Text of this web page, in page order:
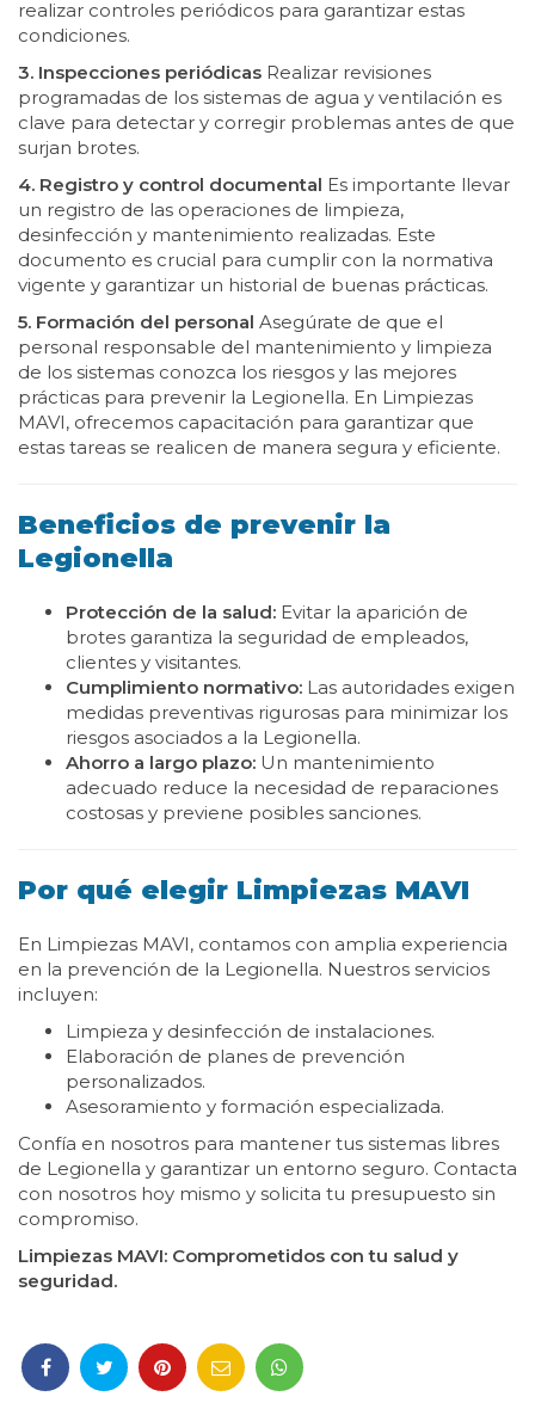
realizar controles periódicos para garantizar estas
condiciones.
3. Inspecciones periódicas Realizar revisiones
programadas de los sistemas de agua y ventilación es
clave para detectar y corregir problemas antes de que
surjan brotes.
4. Registro y control documental Es importante llevar
un registro de las operaciones de limpieza,
desinfección y mantenimiento realizadas. Este
documento es crucial para cumplir con la normativa
vigente y garantizar un historial de buenas prácticas.
5. Formación del personal Asegúrate de que el
personal responsable del mantenimiento y limpieza
de los sistemas conozca los riesgos y las mejores
prácticas para prevenir la Legionella. En Limpiezas
MAVI, ofrecemos capacitación para garantizar que
estas tareas se realicen de manera segura y eficiente.
Beneficios de prevenir la
Legionella
Protección de la salud: Evitar la aparición de
brotes garantiza la seguridad de empleados,
clientes y visitantes.
Cumplimiento normativo: Las autoridades exigen
medidas preventivas rigurosas para minimizar los
riesgos asociados a la Legionella.
Ahorro a largo plazo: Un mantenimiento
adecuado reduce la necesidad de reparaciones
costosas y previene posibles sanciones.
Por qué elegir Limpiezas MAVI
En Limpiezas MAVI, contamos con amplia experiencia
en la prevención de la Legionella. Nuestros servicios
incluyen:
Limpieza y desinfección de instalaciones.
Elaboración de planes de prevención
personalizados.
Asesoramiento y formación especializada.
Confía en nosotros para mantener tus sistemas libres
de Legionella y garantizar un entorno seguro. Contacta
con nosotros hoy mismo y solicita tu presupuesto sin
compromiso.
Limpiezas MAVI: Comprometidos con tu salud y
seguridad.